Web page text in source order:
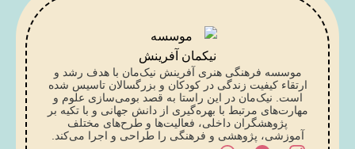
موسسه فرهنگی هنری آفرینش نیک‌مان با هدف رشد و
ارتقاء کیفیت زندگی در کودکان و بزرگسالان تاسیس شده
است. نیک‌مان در این راستا به قصد بومی‌سازی علوم و
مهارت‌های مرتبط با بهره‌گیری از دانش جهانی و با تکیه بر
پژوهشگران داخلی، فعالیت‌ها و طرح‌های مختلف
آموزشی، پژوهشی و فرهنگی را طراحی و اجرا می‌کند.